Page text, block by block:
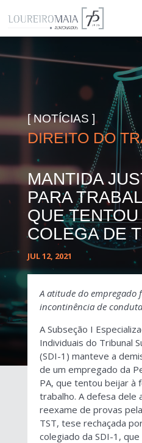
[ NOTÍCIAS ]
DIREITO DO
MANTIDA
PARA
QUE
COLEGA DE
JUL 12, 2021
A atitude do empregado
incontinência de
A Subseção I
Individuais do Tribunal
(SDI-1) manteve a
de um empregado da
PA, que tentou beijar à
trabalho. A defesa dele
reexame de provas
TST, tese rechaçada
colegiado da SDI-1,